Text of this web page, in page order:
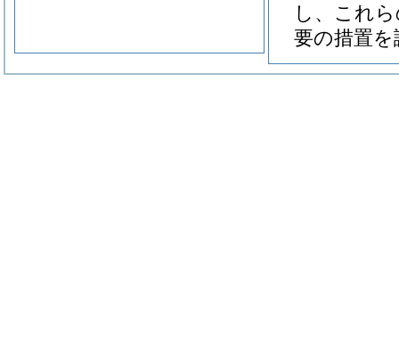
し、これ
要の措置